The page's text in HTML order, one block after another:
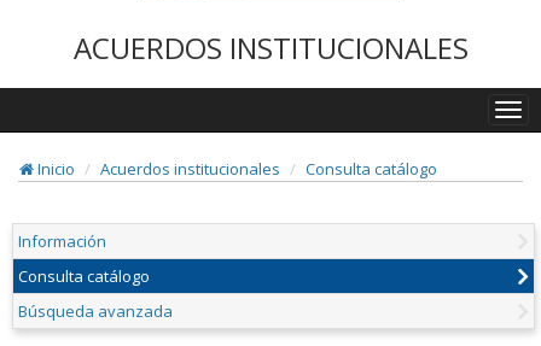
ACUERDOS INSTITUCIONALES
Inicio
Acuerdos institucionales Consulta catálogo
Información
Consulta catálogo
Búsqueda avanzada